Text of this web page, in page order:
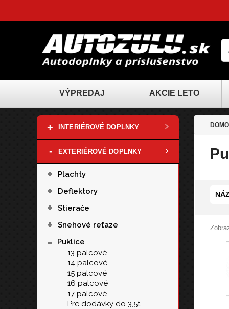
VÝPREDAJ AKCIE LETO
+ INTERIÉROVÉ DOPLNKY
- EXTERIÉROVÉ DOPLNKY
+ Plachty
+ Deflektory
+ Stierače
+ Snehové reťaze
-
Puklice
13 palcové
14 palcové
15 palcové
16 palcové
17 palcové
Pre dodávky do 3,5t